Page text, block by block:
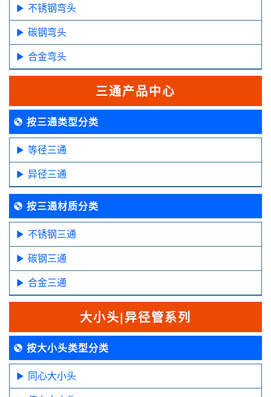
不锈钢弯头
碳钢弯头
合金弯头
三通产品中心
按三通类型分类
等径三通
异径三通
按三通材质分类
不锈钢三通
碳钢三通
合金三通
大小头|异径管系列
按大小头类型分类
同心大小头